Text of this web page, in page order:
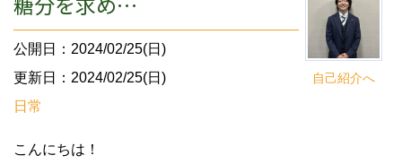
自己紹介へ
公開日：2024/02/25(日)
更新日：2024/02/25(日)
日常
こんにちは！